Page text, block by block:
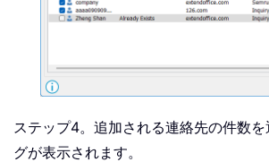
ステップ4。追加される連絡先の件数
グが表示されます。